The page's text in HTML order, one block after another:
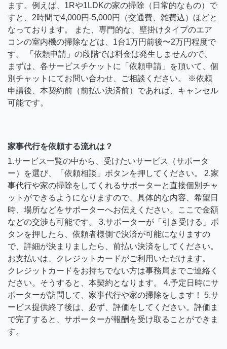
ます。例えば、1Rや1LDKの家の掃除（日常的なもの）で
すと、2時間で4,000円-5,000円（交通費、雑費込）ほどと
なっております。 また、専門的な、壁掛けタイプのエア
コンの室内機の掃除などは、1台1万円前後〜2万円程度で
す。 「依頼申請」の段階では料金は発生しませんので、
まずは、各サービスチケットに「依頼申請」を頂いて、個
別チャットにてお問い合わせ、ご相談ください。 ※依頼
申請後、本契約前（前払い決済前）であれば、キャンセル
可能です。
家事代行を依頼する流れは？
1.サービス一覧の中から、受けたいサービス（サポータ
ー）を選び、「依頼相談」ボタンを押してください。 2.家
事代行や家の掃除をしてくれるサポーターと直接個別チャ
ットができるようになりますので、具体的な内容、希望日
時、場所などをサポーターへお伝えください。ここで金額
などの交渉も可能です。 3.サポーターが「引き受ける」ボ
タンを押したら、依頼者様側で決済が可能になりますの
で、詳細が決まりましたら、前払い決済をしてください。
お支払いは、クレジットカードがご利用いただけます。
クレジットカードをお持ちでない方は事務局までご連絡く
ださい。そうすると、本契約となります。 4.予定日時にサ
ポーターが訪問して、家事代行や家の掃除をします！ 5.サ
ービス提供終了後は、必ず、評価をしてください。評価ま
で完了すると、サポーターが報酬を受け取ることができま
す。